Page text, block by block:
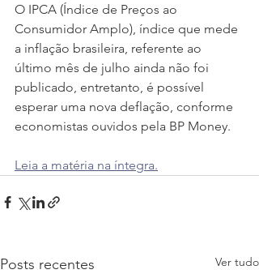
O IPCA (Índice de Preços ao
Consumidor Amplo), índice que mede
a inflação brasileira, referente ao
último mês de julho ainda não foi
publicado, entretanto, é possível
esperar uma nova deflação, conforme
economistas ouvidos pela BP Money.
Leia a matéria na íntegra.
Posts recentes Ver tudo